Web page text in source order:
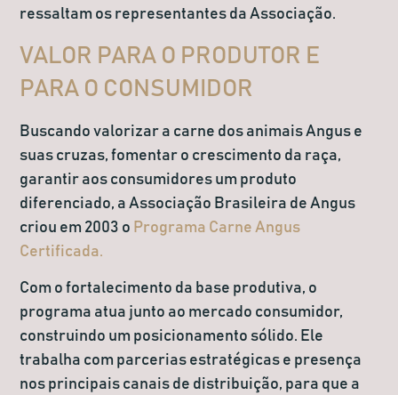
ressaltam os representantes da Associação.
VALOR PARA O PRODUTOR E
PARA O CONSUMIDOR
Buscando valorizar a carne dos animais Angus e
suas cruzas, fomentar o crescimento da raça,
garantir aos consumidores um produto
diferenciado, a Associação Brasileira de Angus
criou em 2003 o Programa Carne Angus
Certificada.
Com o fortalecimento da base produtiva, o
programa atua junto ao mercado consumidor,
construindo um posicionamento sólido. Ele
trabalha com parcerias estratégicas e presença
nos principais canais de distribuição, para que a